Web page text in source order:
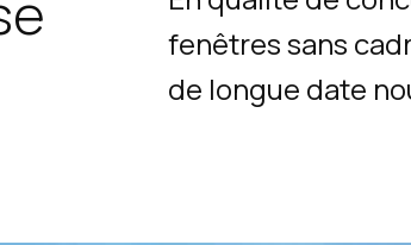
fenêtres sans
de longue date